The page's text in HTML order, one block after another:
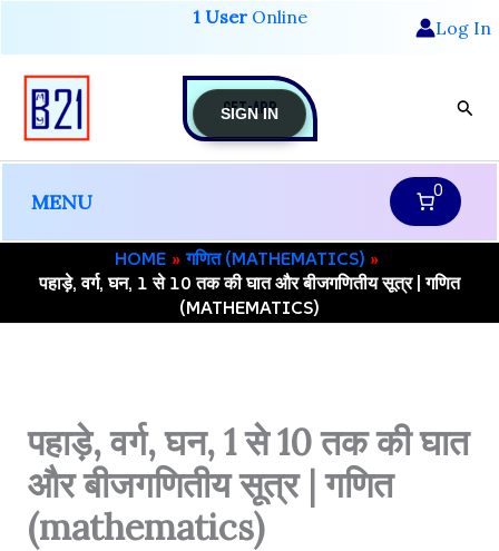
content
1 UserOnline Log In
GET-APP
MENU 0
HOME
गणित (MATHEMATICS)
पहाड़े, वर्ग, घन, 1 से 10 तक की घात और बीजगणितीय सूत्र | गणित
(MATHEMATICS)
पहाड़े, वर्ग, घन, 1 से 10 तक की घात
और बीजगणितीय सूत्र | गणित
(mathematics)
SIGN IN